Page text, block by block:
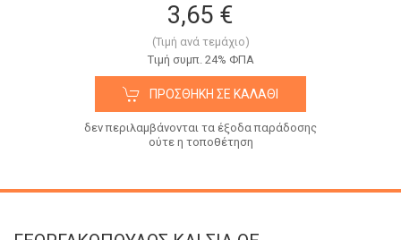
3,65 €
(Τιμή ανά τεμάχιο)
Tιμή συμπ. 24% ΦΠΑ
ΠΡΟΣΘΉΚΗ ΣΕ ΚΑΛΆΘΙ
δεν περιλαμβάνονται τα έξοδα παράδοσης
ούτε η τοποθέτηση